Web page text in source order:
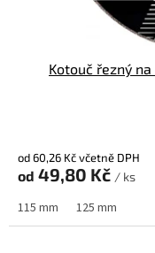
Kotouč řezný
produktu
je
z
5
od 60,26 Kč včetně DPH
od 49,80 Kč / ks
115 mm 125 mm